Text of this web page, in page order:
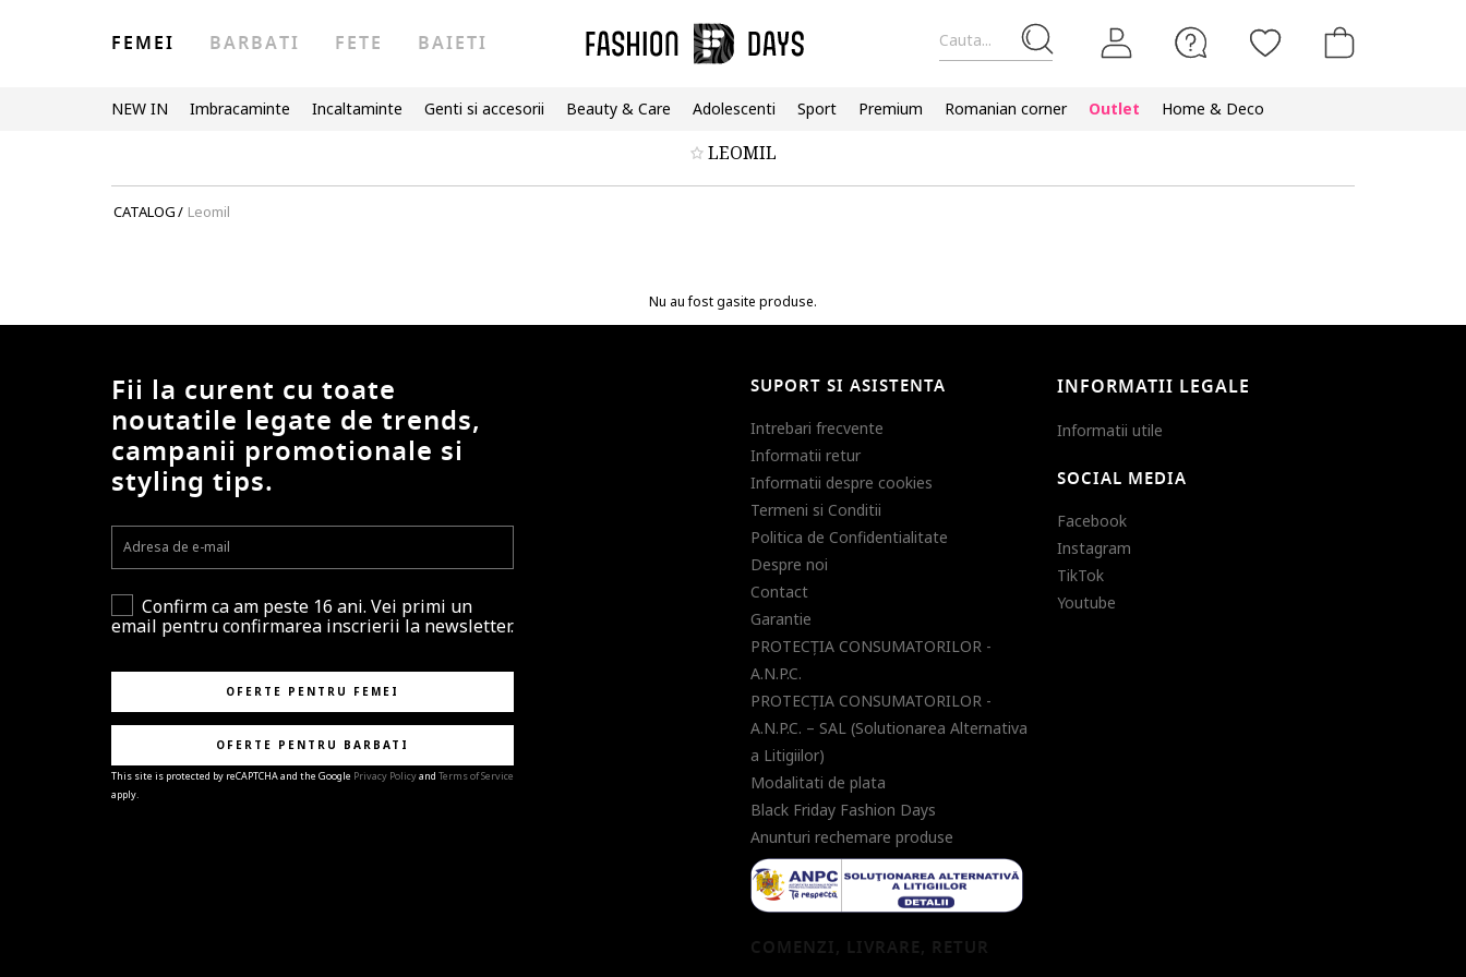
Cauta...
FEMEI BARBATI FETE BAIETI
NEW IN Imbracaminte Incaltaminte Genti si accesorii Beauty & Care Adolescenti Sport Premium Romanian corner Outlet Home & Deco
LEOMIL
CATALOG/ Leomil
Nu au fost gasite produse.
Fii la curent cu toate
noutatile legate de trends,
campanii promotionale si
styling tips.
Confirm ca am peste 16 ani. Vei primi un
email pentru confirmarea inscrierii la newsletter.
OFERTE PENTRU FEMEI
OFERTE PENTRU BARBATI
This site is protected by reCAPTCHA and the Google Privacy Policyand Terms of Service
apply.
SUPORT SI ASISTENTA
Intrebari frecvente
Informatii retur
Informatii despre cookies
Termeni si Conditii
Politica de Confidentialitate
Despre noi
Contact
Garantie
PROTECŢIA CONSUMATORILOR -
A.N.P.C.
PROTECŢIA CONSUMATORILOR -
A.N.P.C. – SAL (Solutionarea Alternativa
a Litigiilor)
Modalitati de plata
Black Friday Fashion Days
Anunturi rechemare produse
COMENZI, LIVRARE, RETUR
INFORMATII LEGALE
Informatii utile
SOCIAL MEDIA
Facebook
Instagram
TikTok
Youtube